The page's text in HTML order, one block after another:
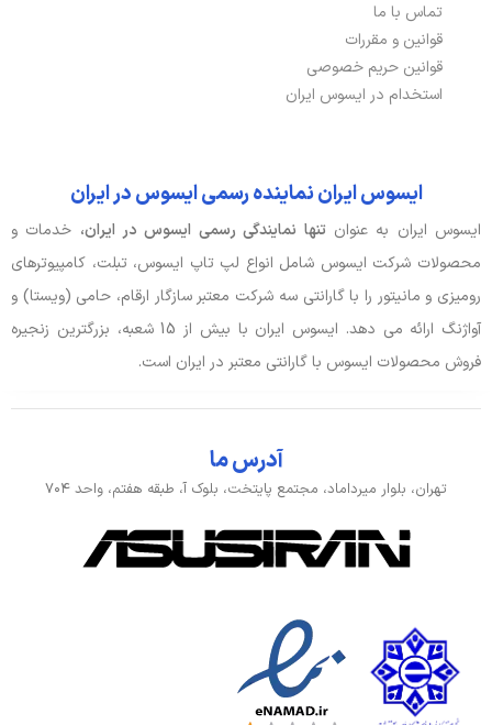
تماس با ما
قوانین و مقررات
قوانین حریم خصوصی
استخدام در ایسوس ایران
ایسوس ایران نماینده رسمی ایسوس در ایران
ایسوس ایران به عنوان تنها نمایندگی رسمی ایسوس در ایران، خدمات و
محصولات شرکت ایسوس شامل انواع لپ تاپ ایسوس، تبلت، کامپیوترهای
رومیزی و مانیتور را با گارانتی سه شرکت معتبر سازگار ارقام، حامی (ویستا) و
آواژنگ ارائه می دهد. ایسوس ایران با بیش از 15 شعبه، بزرگترین زنجیره
فروش محصولات ایسوس با گارانتی معتبر در ایران است.
آدرس ما
تهران، بلوار میرداماد، مجتمع پایتخت، بلوک آ، طبقه هفتم، واحد ۷۰۴